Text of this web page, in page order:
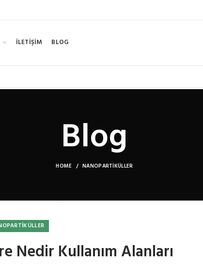
İLETİŞİM BLOG
Blog
HOME NANOPARTIKÜLLER
Nedir Kullanım Alanları